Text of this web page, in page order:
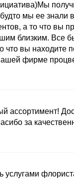
будто мы ее знали
а то что вы
близким. Все
что вы находите
фирме
ассортимент!
за
услугами